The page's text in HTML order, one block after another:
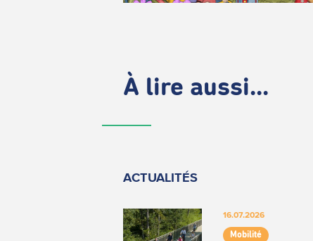
À lire aussi...
ACTUALITÉS
16.07.2026
Mobilité